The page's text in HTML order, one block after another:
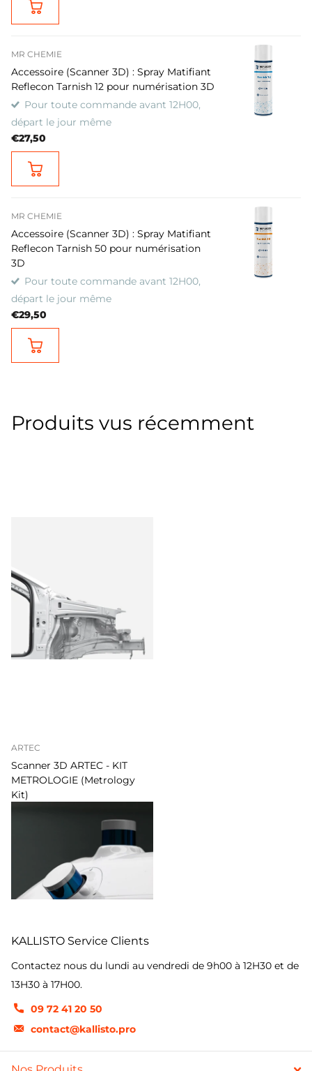
MR CHEMIE
Accessoire (Scanner 3D) : Spray Matifiant
Reflecon Tarnish 12 pour numérisation 3D
Pour toute commande avant 12H00,
départ le jour même
€27,50
MR CHEMIE
Accessoire (Scanner 3D) : Spray Matifiant
Reflecon Tarnish 50 pour numérisation
3D
Pour toute commande avant 12H00,
départ le jour même
€29,50
Produits vus récemment
ARTEC
Scanner 3D ARTEC - KIT
METROLOGIE (Metrology
Kit)
- €34.100,00
Options d'affichage
KALLISTO Service Clients
Contactez nous du lundi au vendredi de 9h00 à 12H30 et de
13H30 à 17H00.
09 72 41 20 50
contact@kallisto.pro